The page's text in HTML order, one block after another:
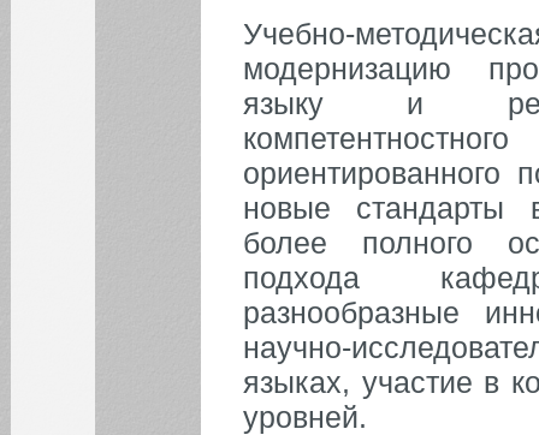
Учебно-
модернизацию
языку и
ориентированного
новые стандарты
более полного
подхода
разнообразные
научно-
языках, участие в
уровней.